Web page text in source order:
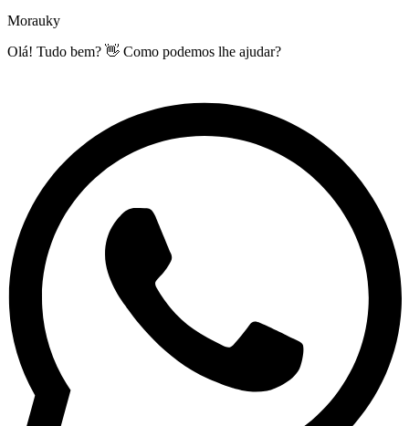
Morauky
Olá! Tudo bem? 👋 Como podemos lhe ajudar?